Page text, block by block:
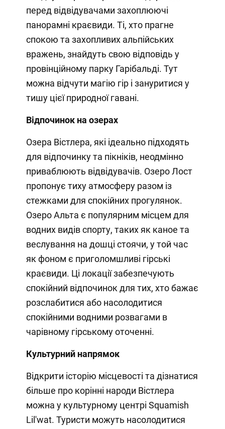
перед відвідувачами захоплюючі
панорамні краєвиди. Ті, хто прагне
спокою та захопливих альпійських
вражень, знайдуть свою відповідь у
провінційному парку Гарібальді. Тут
можна відчути магію гір і зануритися у
тишу цієї природної гавані.
Відпочинок на озерах
Озера Вістлера, які ідеально підходять
для відпочинку та пікніків, неодмінно
приваблюють відвідувачів. Озеро Лост
пропонує тиху атмосферу разом із
стежками для спокійних прогулянок.
Озеро Альта є популярним місцем для
водних видів спорту, таких як каное та
веслування на дошці стоячи, у той час
як фоном є приголомшливі гірські
краєвиди. Ці локації забезпечують
спокійний відпочинок для тих, хто бажає
розслабитися або насолодитися
спокійними водними розвагами в
чарівному гірському оточенні.
Культурний напрямок
Відкрити історію місцевості та дізнатися
більше про корінні народи Вістлера
можна у культурному центрі Squamish
Lil'wat. Туристи можуть насолодитися